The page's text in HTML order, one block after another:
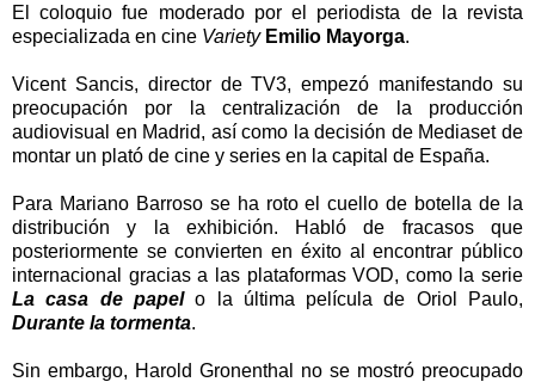
El coloquio fue moderado por el periodista de la revista
especializada en cine Variety Emilio Mayorga.
Vicent Sancis, director de TV3, empezó manifestando su
preocupación por la centralización de la producción
audiovisual en Madrid, así como la decisión de Mediaset de
montar un plató de cine y series en la capital de España.
Para Mariano Barroso se ha roto el cuello de botella de la
distribución y la exhibición. Habló de fracasos que
posteriormente se convierten en éxito al encontrar público
internacional gracias a las plataformas VOD, como la serie
La casa de papelo la última película de Oriol Paulo,
Durante la tormenta.
Sin embargo, Harold Gronenthal no se mostró preocupado